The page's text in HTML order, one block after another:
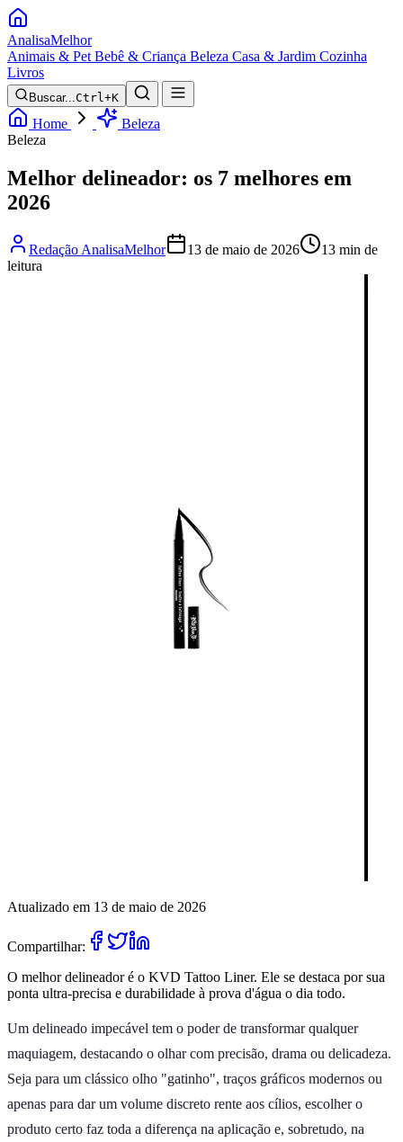
AnalisaMelhor
Animais & Pet Bebê & Criança Beleza Casa & Jardim Cozinha
Livros
Buscar...Ctrl+K
Home
Beleza
Beleza
Melhor delineador: os 7 melhores em
2026
Redação AnalisaMelhor 13 de maio de 2026
13 min de
leitura
Atualizado em 13 de maio de 2026
Compartilhar:
O melhor delineador é o KVD Tattoo Liner. Ele se destaca por sua
ponta ultra-precisa e durabilidade à prova d'água o dia todo.
Um delineado impecável tem o poder de transformar qualquer
maquiagem, destacando o olhar com precisão, drama ou delicadeza.
Seja para um clássico olho "gatinho", traços gráficos modernos ou
apenas para dar um volume discreto rente aos cílios, escolher o
produto certo faz toda a diferença na aplicação e, sobretudo, na